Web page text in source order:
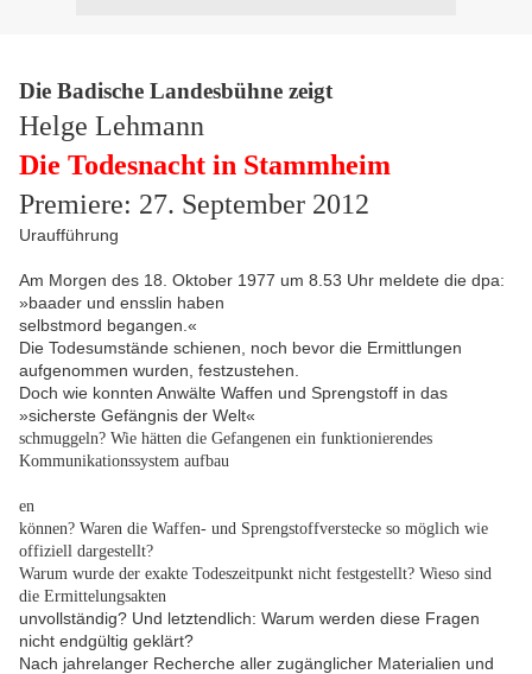
Die Badische Landesbühne zeigt
Helge Lehmann
Die Todesnacht in Stammheim
Premiere: 27. September 2012
Uraufführung
Am Morgen des 18. Oktober 1977 um 8.53 Uhr meldete die dpa:
»baader und ensslin haben
selbstmord begangen.«
Die Todesumstände schienen, noch bevor die Ermittlungen
aufgenommen wurden, festzustehen.
Doch wie konnten Anwälte Waffen und Sprengstoff in das
»sicherste Gefängnis der Welt«
schmuggeln? Wie hätten die Gefangenen ein funktionierendes
Kommunikationssystem aufbau
en
können? Waren die Waffen- und Sprengstoffverstecke so möglich wie
offiziell dargestellt?
Warum wurde der exakte Todeszeitpunkt nicht festgestellt? Wieso sind
die Ermittelungsakten
unvollständig? Und letztendlich: Warum werden diese Fragen
nicht endgültig geklärt?
Nach jahrelanger Recherche aller zugänglicher Materialien und